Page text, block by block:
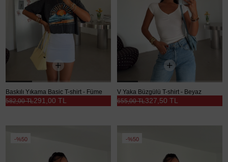
Baskılı Yıkama Basic T-shirt - Füme
291,00 TL
582,00 TL
V Yaka Büzgülü T-shirt - Beyaz
327,50 TL
655,00 TL
%50 %50